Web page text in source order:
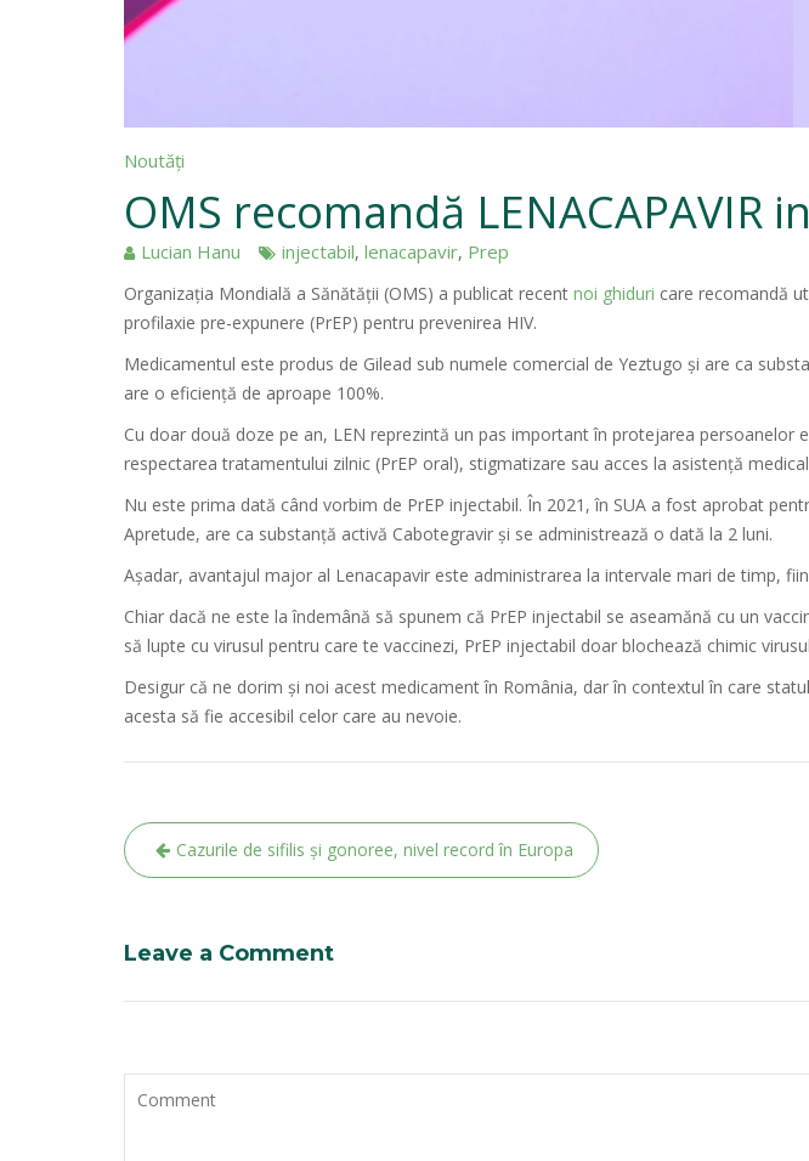
Noutăți
OMS recomandă
Lucian Hanu injectabil, lenacapavir, Prep
Organizația Mondială a Sănătății (OMS) a publicat recent noi ghiduri care recomandă
profilaxie pre-expunere (PrEP) pentru prevenirea HIV.
Medicamentul este produs de Gilead sub numele comercial de Yeztugo și are ca
are o eficiență de aproape 100%.
Cu doar două doze pe an, LEN reprezintă un pas important în protejarea
respectarea tratamentului zilnic (PrEP oral), stigmatizare sau acces la asistență
Nu este prima dată când vorbim de PrEP injectabil. În 2021, în SUA a fost aprobat
Apretude, are ca substanță activă Cabotegravir și se administrează o dată la 2 luni.
Așadar, avantajul major al Lenacapavir este administrarea la intervale mari de timp,
Chiar dacă ne este la îndemână să spunem că PrEP injectabil se aseamănă cu un
să lupte cu virusul pentru care te vaccinezi, PrEP injectabil doar blochează chimic
Desigur că ne dorim și noi acest medicament în România, dar în contextul în care
acesta să fie accesibil celor care au nevoie.
Navigare
în
Cazurile de sifilis și gonoree, nivel record în Europa
Leave a Comment